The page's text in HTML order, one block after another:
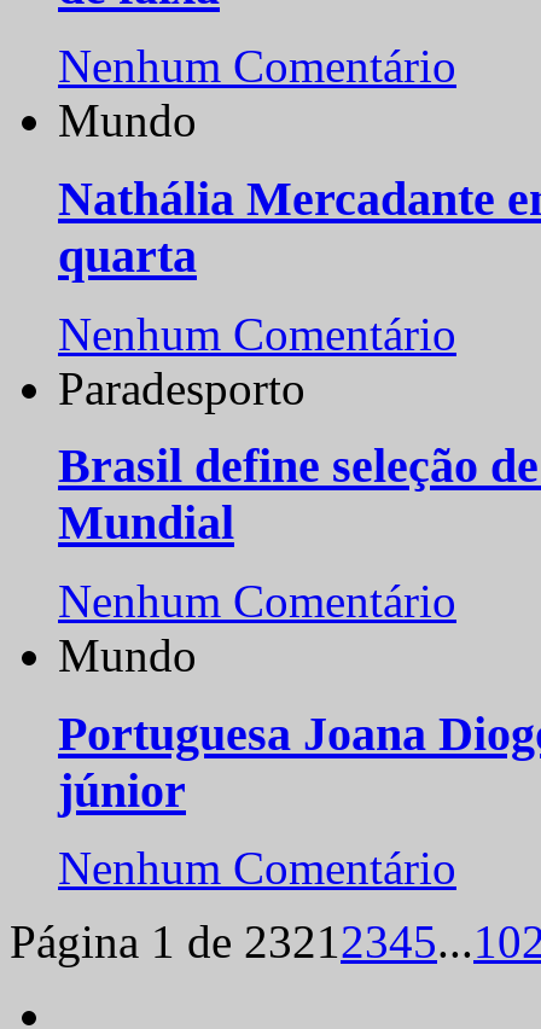
Nenhum Comentário
Mundo
Nathália Mercadante
quarta
Nenhum Comentário
Paradesporto
Brasil define seleção
Mundial
Nenhum Comentário
Mundo
Portuguesa Joana
júnior
Nenhum Comentário
Página 1 de 23212345...10